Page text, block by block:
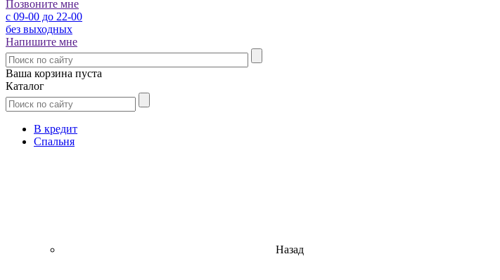
Позвоните мне
с 09-00 до 22-00
без выходных
Напишите мне
Ваша корзина пуста
Каталог
В кредит
Спальня
Назад